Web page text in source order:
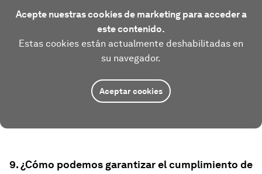
Acepte nuestras cookies de marketing para acceder a
este contenido.
Estas cookies están actualmente deshabilitadas en
su navegador.
Aceptar cookies
9. ¿Cómo podemos garantizar el cumplimiento de